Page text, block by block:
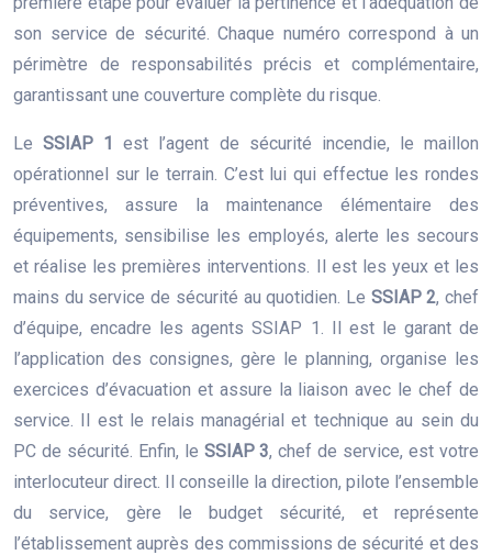
son service de sécurité. Chaque numéro correspond à un
périmètre de responsabilités précis et complémentaire,
garantissant une couverture complète du risque.
LeSSIAP 1 est l’agent de sécurité incendie, le maillon
opérationnel sur le terrain. C’est lui qui effectue les rondes
préventives, assure la maintenance élémentaire des
équipements, sensibilise les employés, alerte les secours
et réalise les premières interventions. Il est les yeux et les
mains du service de sécurité au quotidien. Le SSIAP 2, chef
d’équipe, encadre les agents SSIAP 1. Il est le garant de
l’application des consignes, gère le planning, organise les
exercices d’évacuation et assure la liaison avec le chef de
service. Il est le relais managérial et technique au sein du
PC de sécurité. Enfin, le SSIAP 3, chef de service, est votre
interlocuteur direct. Il conseille la direction, pilote l’ensemble
du service, gère le budget sécurité, et représente
l’établissement auprès des commissions de sécurité et des